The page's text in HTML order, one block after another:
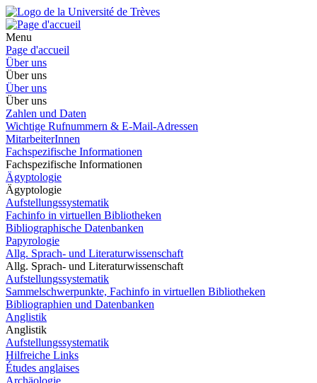
Menu
Page d'accueil
Über uns
Über uns
Über uns
Über uns
Zahlen und Daten
Wichtige Rufnummern & E-Mail-Adressen
MitarbeiterInnen
Fachspezifische Informationen
Fachspezifische Informationen
Ägyptologie
Ägyptologie
Aufstellungssystematik
Fachinfo in virtuellen Bibliotheken
Bibliographische Datenbanken
Papyrologie
Allg. Sprach- und Literaturwissenschaft
Allg. Sprach- und Literaturwissenschaft
Aufstellungssystematik
Sammelschwerpunkte, Fachinfo in virtuellen Bibliotheken
Bibliographien und Datenbanken
Anglistik
Anglistik
Aufstellungssystematik
Hilfreiche Links
Études anglaises
Archäologie